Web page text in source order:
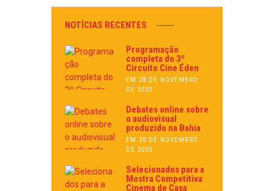
NOTÍCIAS RECENTES
Programação
completa do 3º
Circuito Cine Éden
EM 28 DE NOVEMBRO
DE 2020
Debates online sobre
o audiovisual
produzido na Bahia
EM 20 DE NOVEMBRO
DE 2020
Selecionados para a
Mostra Competitiva
Cinema de Casa